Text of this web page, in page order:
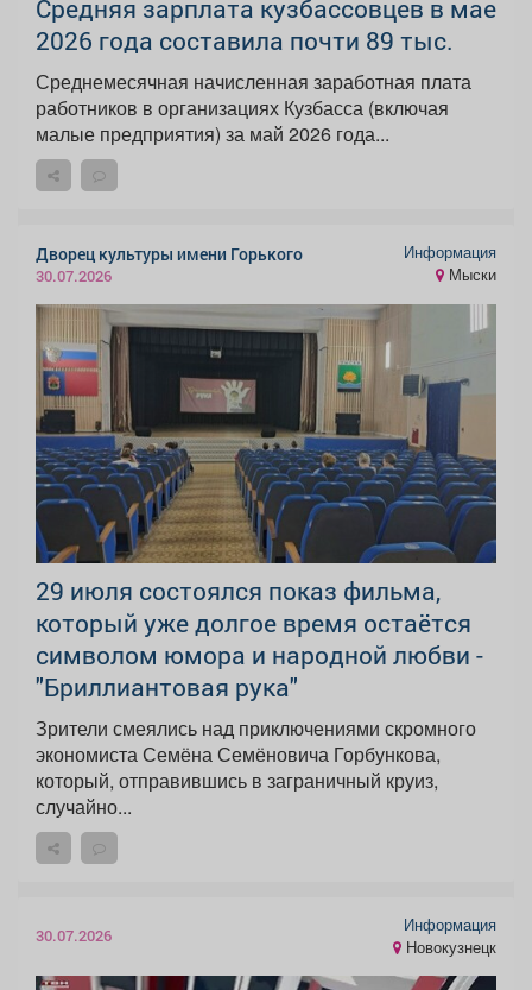
Средняя зарплата кузбассовцев в мае
2026 года составила почти 89 тыс.
Среднемесячная начисленная заработная плата
работников в организациях Кузбасса (включая
малые предприятия) за май 2026 года...
Дворец культуры имени Горького
30.07.2026
Информация
Мыски
29 июля состоялся показ фильма,
который уже долгое время остаётся
символом юмора и народной любви -
"Бриллиантовая рука"
Зрители смеялись над приключениями скромного
экономиста Семёна Семёновича Горбункова,
который, отправившись в заграничный круиз,
случайно...
30.07.2026
Информация
Новокузнецк